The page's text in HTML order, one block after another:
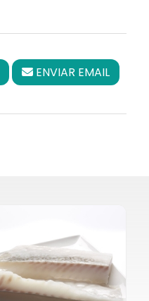
ENVIAR EMAIL